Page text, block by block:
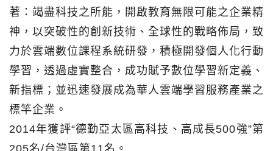
著：竭盡科技之所能，開啟教育無限可能之企業精
神，以突破性的創新技術、全球性的戰略佈局，致
力於雲端數位課程系統研發，積極開發個人化行動
學習，透過虛實整合，成功賦予數位學習新定義、
新指標；並迅速發展成為華人雲端學習服務產業之
標竿企業。
2014年獲評“德勤亞太區高科技、高成長500強”第